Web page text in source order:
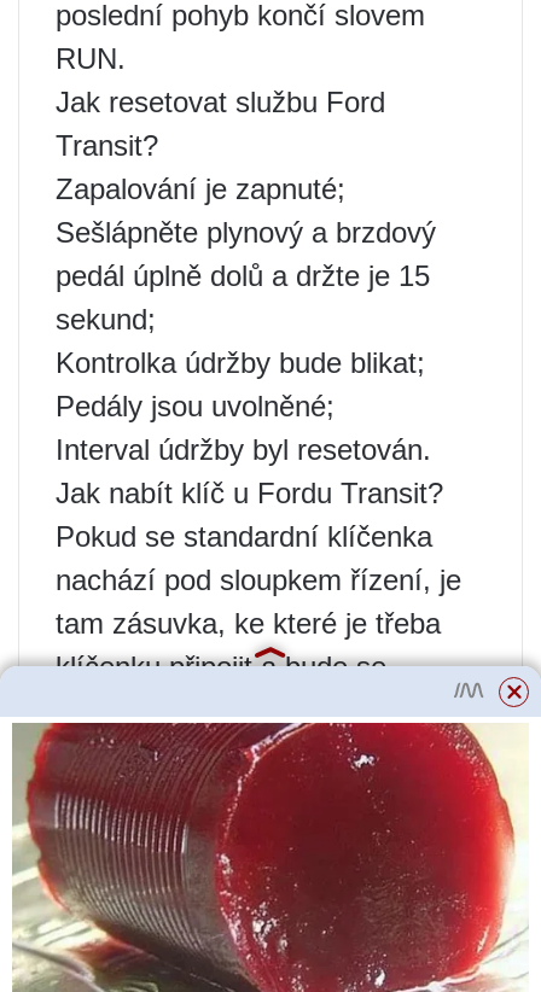
poslední pohyb končí slovem
RUN.
Jak resetovat službu Ford
Transit?
Zapalování je zapnuté;
Sešlápněte plynový a brzdový
pedál úplně dolů a držte je 15
sekund;
Kontrolka údržby bude blikat;
Pedály jsou uvolněné;
Interval údržby byl resetován.
Jak nabít klíč u Fordu Transit?
Pokud se standardní klíčenka
nachází pod sloupkem řízení, je
tam zásuvka, ke které je třeba
klíčenku připojit a bude se
nabíjet.
Jak deaktivovat alarm u Fordu
Transit?